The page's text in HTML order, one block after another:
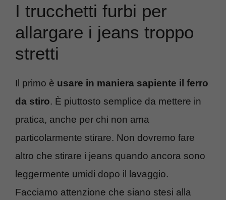
I trucchetti furbi per
allargare i jeans troppo
stretti
Il primo è usare in maniera sapiente il ferro
da stiro. È piuttosto semplice da mettere in
pratica, anche per chi non ama
particolarmente stirare. Non dovremo fare
altro che stirare i jeans quando ancora sono
leggermente umidi dopo il lavaggio.
Facciamo attenzione che siano stesi alla